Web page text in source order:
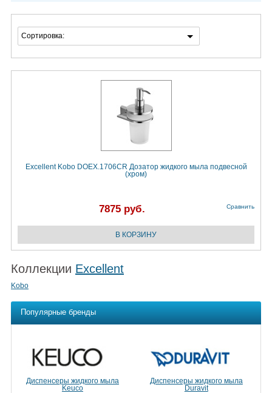
Сортировка:
Excellent Kobo DOEX.1706CR Дозатор жидкого мыла подвесной
(хром)
7875 руб. Сравнить
Коллекции Excellent
Kobo
Популярные бренды
Диспенсеры жидкого мыла
Keuco
Диспенсеры жидкого мыла
Duravit